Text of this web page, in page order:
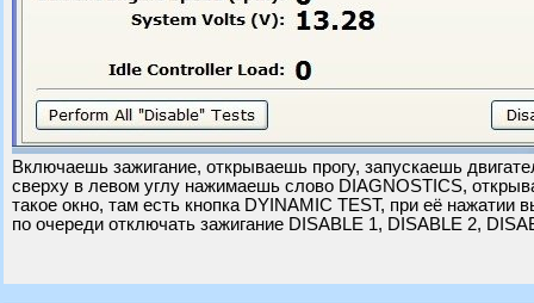
Включаешь зажигание, открываешь прогу, запускаешь
сверху в левом углу нажимаешь слово DIAGNOSTICS,
такое окно, там есть кнопка DYINAMIC TEST, при её
по очереди отключать зажигание DISABLE 1, DISABLE 2,